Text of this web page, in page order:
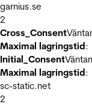
garnius.se
2
Cross_Consent
Maximal lagringstid:
Initial_Consent
Maximal lagringstid:
sc-static.net
2